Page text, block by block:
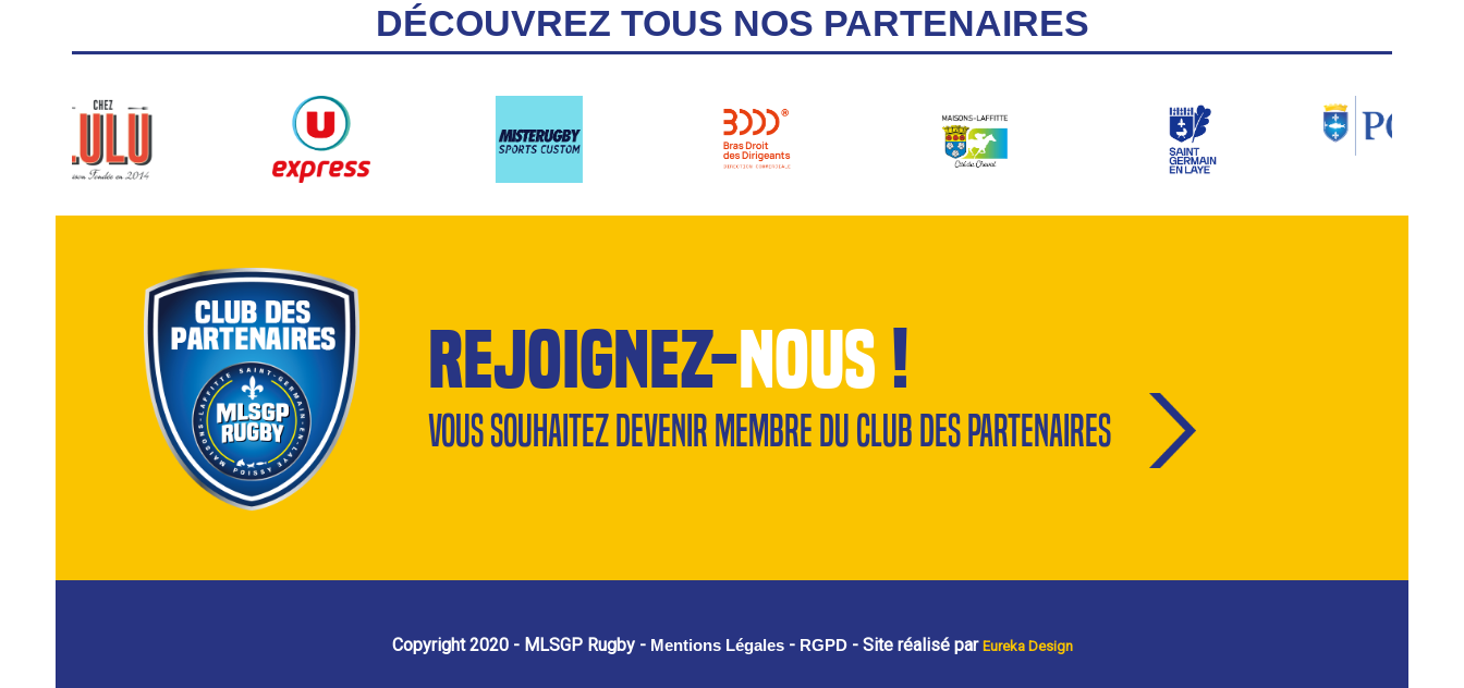
DÉCOUVREZ TOUS NOS PARTENAIRES
rejoignez-nous !
Vous souhaitez devenir membre du Club des Partenaires
Copyright 2020 - MLSGP Rugby - Mentions Légales- RGPD- Site réalisé par Eureka Design